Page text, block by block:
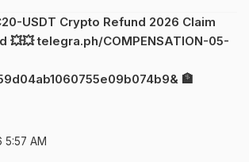
USDT Crypto Refund 2026 Claim
💥💥 telegra.ph/COMPENSATION-05-
🏦
5:57 AM